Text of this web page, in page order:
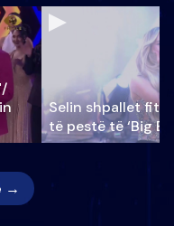
Selin shpallet
të pestë të ‘Big
→